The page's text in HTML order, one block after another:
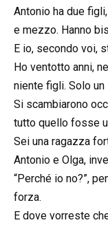
Antonio ha due
e mezzo. Hanno
E io, secondo voi,
Ho ventotto anni,
niente figli. Solo
Si scambiarono
tutto quello fosse
Sei una ragazza
Antonio e Olga,
“Perché io no?”,
forza.
E dove vorreste